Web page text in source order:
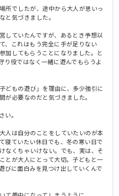
所でしたが、途中から大人が思いっ
と気づきました。
していたんですが、あるとき予想以
、これはもう完全に手が足りない
加してもらうことになりました。と
り役ではなく一緒に遊んでもらうよ
どもの遊び」を理由に、多少強引に
が必要なのだと気づきました。
い。
人は自分のことをしていたいのが本
寝ていたい休日でも、冬の寒い日で
なくちゃいけない。でも、実は、そ
とが大人にとって大切。子どもと一
びに面白みを見つけ出していくんで